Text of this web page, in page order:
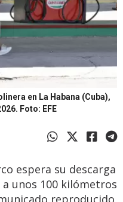
en La Habana (Cuba),
Foto: EFE
espera su descarga
unos 100 kilómetros
reproducido